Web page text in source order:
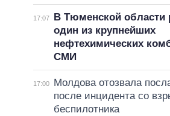
17:07
В Тюменской области
один из крупнейших
нефтехимических
СМИ
17:00
Молдова отозвала
после инцидента со
беспилотника